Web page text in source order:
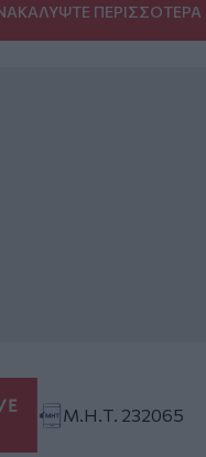
ΠΕΡΙΣΣΟΤΕΡΑ
Μ.Η.Τ. 232065